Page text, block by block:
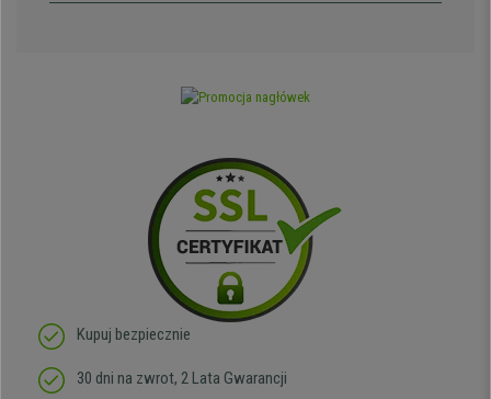
Kupuj bezpiecznie
30 dni na zwrot, 2 Lata Gwarancji